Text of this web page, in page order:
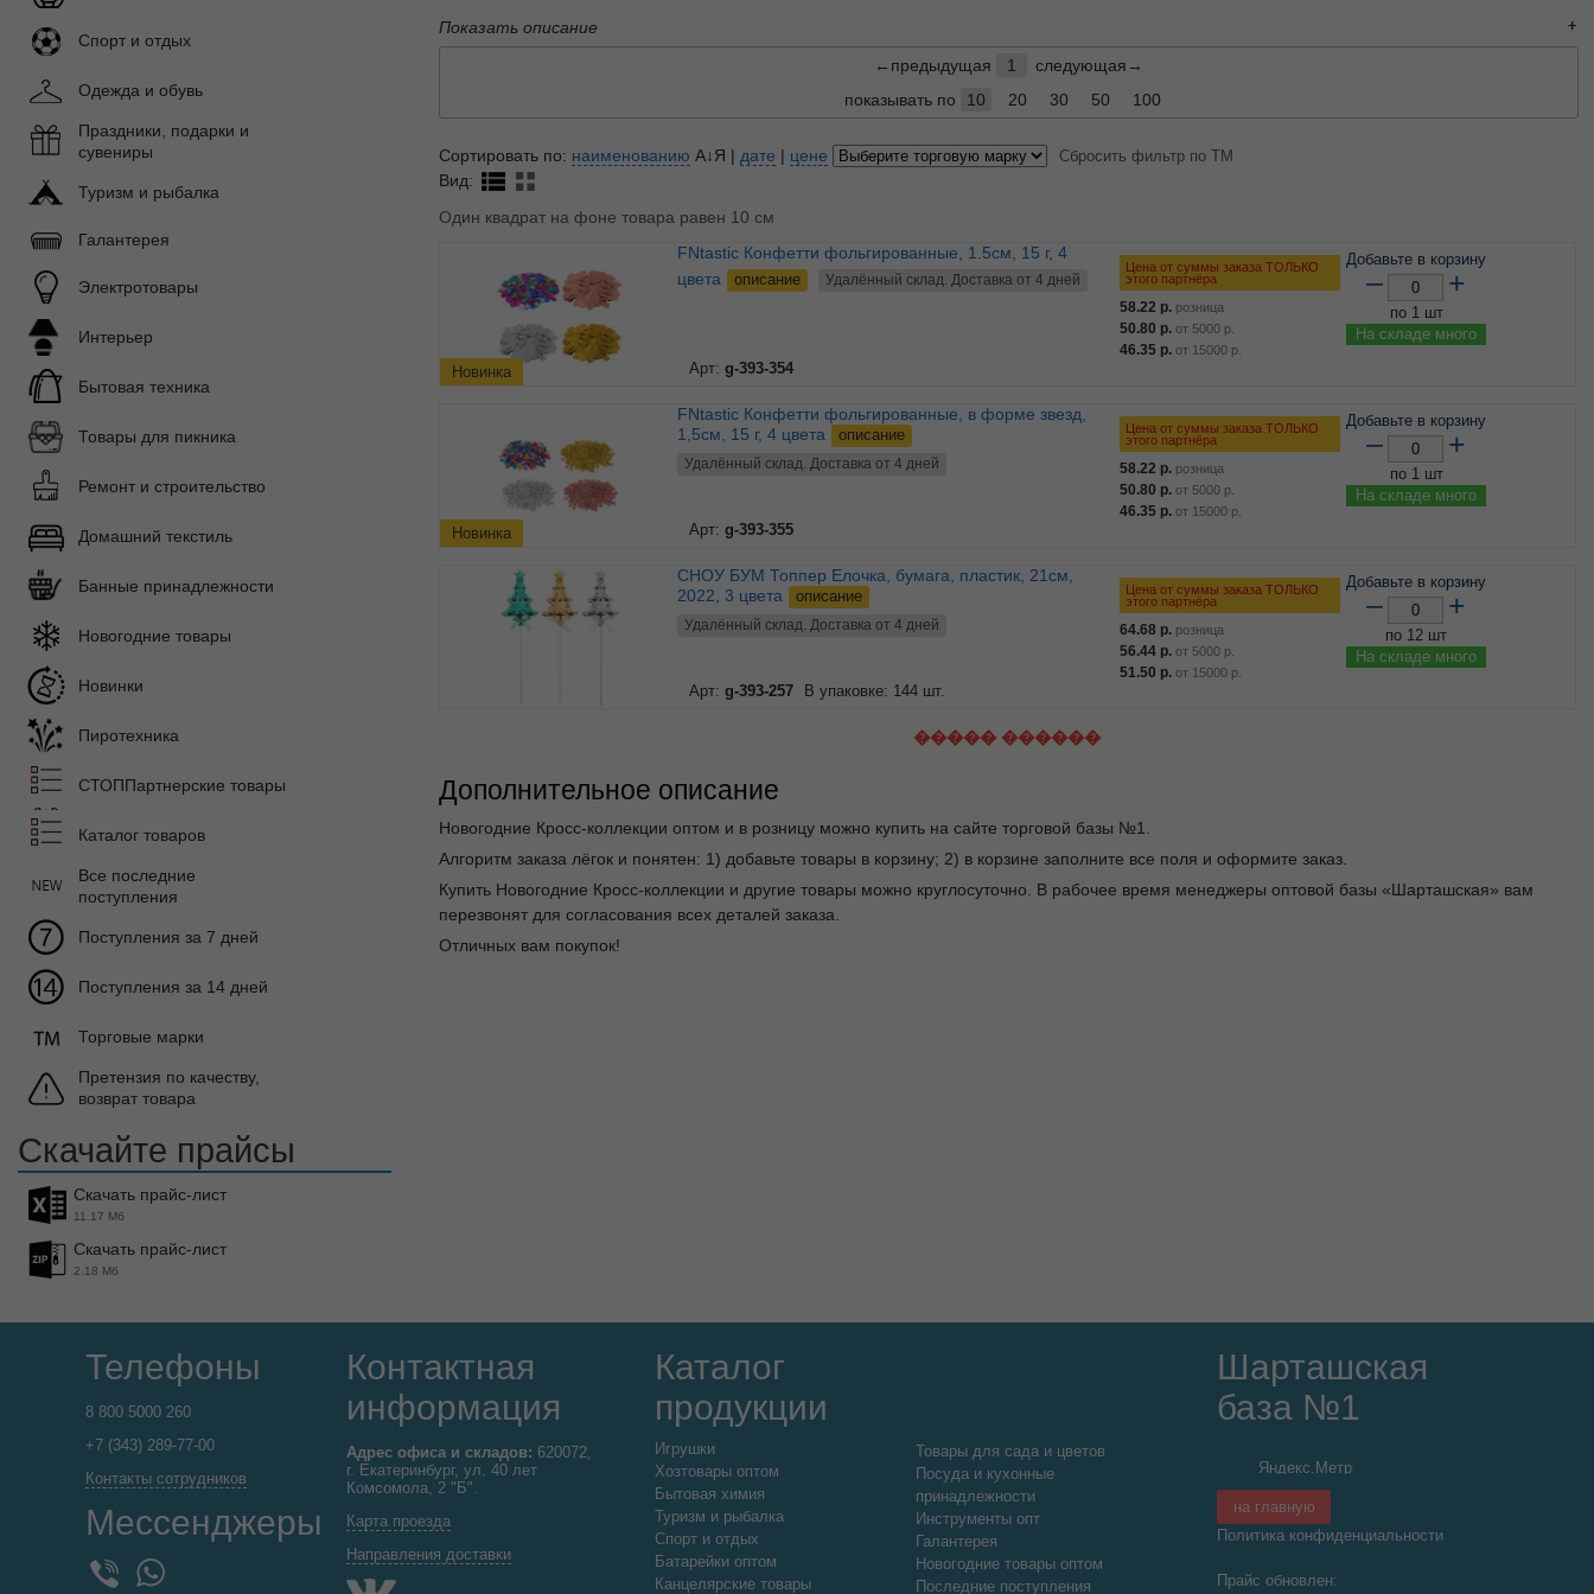
Показать описание
←предыдущая
1
следующая→
показывать по
10 20 30 50 100
Сортировать по: наименованию А↓Я | дате | цене Сбросить фильтр по ТМ
Вид:
Один квадрат на фоне товара равен 10 см
Новинка
FNtastic Конфетти фольгированные, 1.5см, 15 г, 4
цвета
описание Удалённый склад. Доставка от 4 дней
Арт: g-393-354
Цена от суммы заказа ТОЛЬКО
этого партнёра
58.22 р. розница
50.80 р. от 5000 р.
46.35 р. от 15000 р.
Добавьте в корзину
– +
по 1 шт
На складе много
Новинка
FNtastic Конфетти фольгированные, в форме звезд,
1,5см, 15 г, 4 цвета
описание
Удалённый склад. Доставка от 4 дней
Арт: g-393-355
Цена от суммы заказа ТОЛЬКО
этого партнёра
58.22 р. розница
50.80 р. от 5000 р.
46.35 р. от 15000 р.
Добавьте в корзину
– +
по 1 шт
На складе много
СНОУ БУМ Топпер Елочка, бумага, пластик, 21см,
2022, 3 цвета
описание
Удалённый склад. Доставка от 4 дней
Арт: g-393-257 В упаковке: 144 шт.
Цена от суммы заказа ТОЛЬКО
этого партнёра
64.68 р. розница
56.44 р. от 5000 р.
51.50 р. от 15000 р.
Добавьте в корзину
– +
по 12 шт
На складе много
����� ������
Дополнительное описание
Новогодние Кросс-коллекции оптом и в розницу можно купить на сайте торговой базы №1.
Алгоритм заказа лёгок и понятен: 1) добавьте товары в корзину; 2) в корзине заполните все поля и оформите заказ.
Купить Новогодние Кросс-коллекции и другие товары можно круглосуточно. В рабочее время менеджеры оптовой базы «Шарташская» вам
перезвонят для согласования всех деталей заказа.
Отличных вам покупок!
Спорт и отдых
Одежда и обувь
Праздники, подарки и
сувениры
Туризм и рыбалка
Галантерея
Электротовары
Интерьер
Бытовая техника
Товары для пикника
Ремонт и строительство
Домашний текстиль
Банные принадлежности
Новогодние товары
Новинки
Пиротехника
СТОППартнерские товары
Каталог товаров
Все последние
поступления
Поступления за 7 дней
Поступления за 14 дней
Торговые марки
Претензия по качеству,
возврат товара
Скачайте прайсы
Скачать прайс-лист
11.17 Мб
Скачать прайс-лист
2.18 Мб
Телефоны
8 800 5000 260
+7 (343) 289-77-00
Контакты сотрудников
Мессенджеры
WhatsApp
Контактная
информация
Адрес офиса и складов: 620072,
г. Екатеринбург, ул. 40 лет
Комсомола, 2 "Б".
Карта проезда
Направления доставки
Каталог
продукции
Игрушки
Хозтовары оптом
Бытовая химия
Туризм и рыбалка
Спорт и отдых
Батарейки оптом
Канцелярские товары
Товары для сада и цветов
Посуда и кухонные
принадлежности
Инструменты опт
Галантерея
Новогодние товары оптом
Последние поступления
Шарташская
база №1
на главную
Политика конфиденциальности
Прайс обновлен: